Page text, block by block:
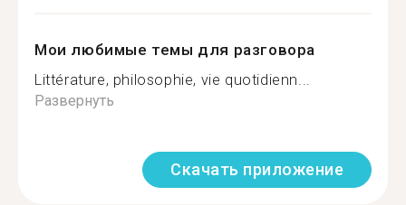
Мои любимые темы для разговора
Littérature, philosophie, vie quotidienn...
Развернуть
Скачать приложение